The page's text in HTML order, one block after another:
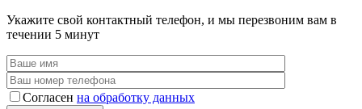
Укажите свой контактный телефон, и мы перезвоним вам в
течении 5 минут
Согласен на обработку данных